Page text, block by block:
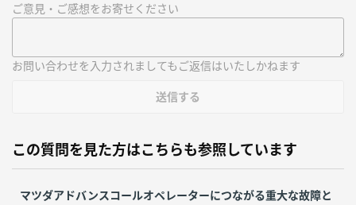
ご意見・ご感想をお寄せください
お問い合わせを入力されましてもご返信はいたしかねます
送信する
この質問を見た方はこちらも参照しています
マツダアドバンスコールオペレーターにつながる重大な故障と